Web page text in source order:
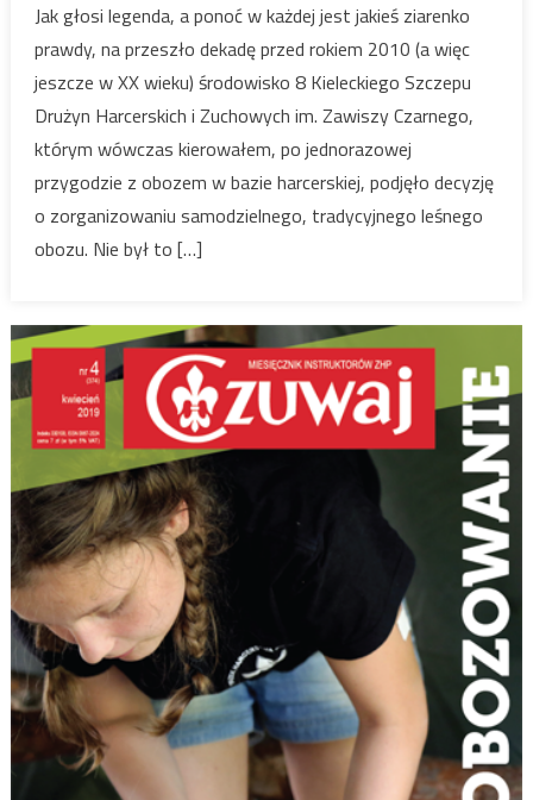
Jak głosi legenda, a ponoć w każdej jest jakieś ziarenko
prawdy, na przeszło dekadę przed rokiem 2010 (a więc
jeszcze w XX wieku) środowisko 8 Kieleckiego Szczepu
Drużyn Harcerskich i Zuchowych im. Zawiszy Czarnego,
którym wówczas kierowałem, po jednorazowej
przygodzie z obozem w bazie harcerskiej, podjęło decyzję
o zorganizowaniu samodzielnego, tradycyjnego leśnego
obozu. Nie był to […]